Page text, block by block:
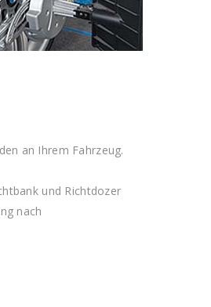
an Ihrem Fahrzeug.
und Richtdozer
nach